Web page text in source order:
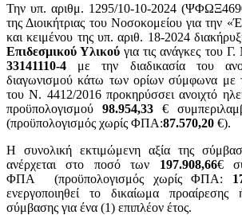
Την υπ. αριθμ. 1295/10-10-2024
της Διοικήτριας του Νοσοκομείου για την
και κειμένου της υπ. αριθ. 18-2024
Επιδεσμικού Υλικού για τις ανάγκες του
33141110-4 με την διαδικασία του
διαγωνισμού κάτω των ορίων σύμφωνα με
του Ν. 4412/2016 προκηρύσσει ανοιχτό
προϋπολογισμού 98.954,33
€
(προϋπολογισμός χωρίς ΦΠΑ:87.570,20 €).
Η συνολική εκτιμώμενη αξία της
ανέρχεται στο ποσό των 197.908,66€
ΦΠΑ (προϋπολογισμός χωρίς ΦΠΑ:
ενεργοποιηθεί το δικαίωμα προαίρεσης
σύμβασης για ένα (1) επιπλέον έτος.